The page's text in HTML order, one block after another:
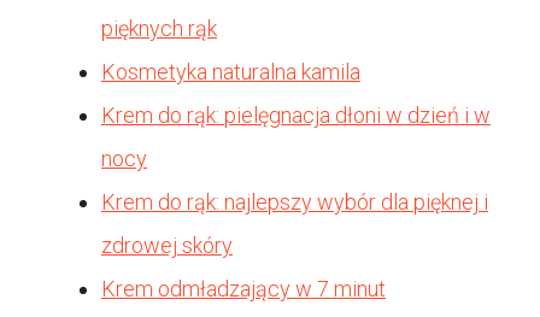
pięknych rąk
Kosmetyka naturalna kamila
Krem do rąk: pielęgnacja dłoni w dzień i w
nocy
Krem do rąk: najlepszy wybór dla pięknej i
zdrowej skóry
Krem odmładzający w 7 minut